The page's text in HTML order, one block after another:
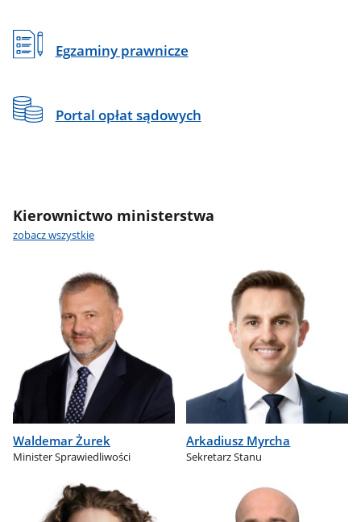
Egzaminy prawnicze
Portal opłat sądowych
Kierownictwo ministerstwa
zobacz wszystkie
Waldemar Żurek
Minister Sprawiedliwości
Arkadiusz Myrcha
Sekretarz Stanu